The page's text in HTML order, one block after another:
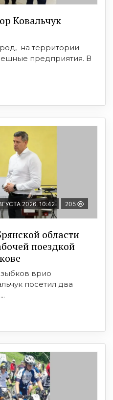
Ковальчук
на территории
предприятия. В
2026, 10:42 205
области
поездкой
врио
посетил два